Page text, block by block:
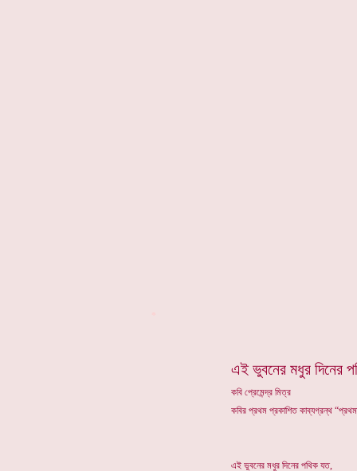
এই ভুবনের মধুর দিনের
কবি প্রেমেন্দ্র মিত্র
কবির প্রথম প্রকাশিত কাব্যগ্রন্থ
এই ভুবনের মধুর দিনের পথিক যত,